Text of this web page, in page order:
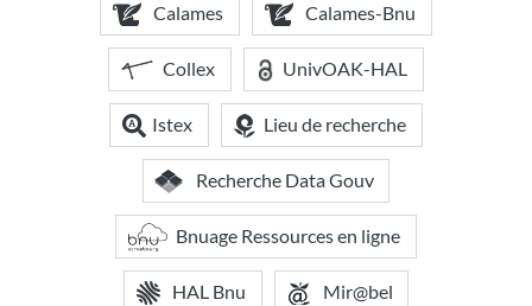
Calames Calames-Bnu
Collex UnivOAK-HAL
Istex Lieu de recherche
Recherche Data Gouv
Bnuage Ressources en ligne
HAL Bnu Mir@bel